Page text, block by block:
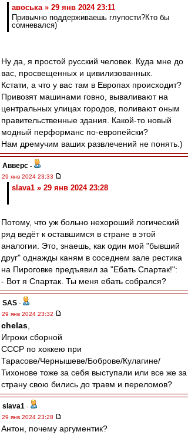
авоська » 29 янв 2024 23:11
Привычно поддерживаешь глупости?Кто бы
сомневался)
Ну да, я простой русский человек. Куда мне до
вас, просвещенных и цивилизованных.
Кстати, а что у вас там в Европах происходит?
Привозят машинами говно, вываливают на
центральных улицах городов, поливают оным
правительственные здания. Какой-то новый
модный перформанс по-европейски?
Нам дремучим ваших развлечений не понять.)
Авверс -
29 янв 2024 23:33
slava1 » 29 янв 2024 23:28
Потому, что уж больно нехороший логический
ряд ведёт к оставшимся в стране в этой
аналогии. Это, знаешь, как один мой "бывший
друг" однажды каням в соседнем зале рестика
на Пироговке предъявил за "Ебать Спартак!":
- Вот я Спартак. Ты меня ебать собрался?
SAS -
29 янв 2024 23:32
chelas
Игроки сборной
СССР по хоккею при
Тарасове/Чернышеве/Боброве/Кулагине/
Тихонове тоже за себя выступали или все же за
страну свою бились до травм и переломов?
slava1 -
29 янв 2024 23:28
Антон, почему аргументик?